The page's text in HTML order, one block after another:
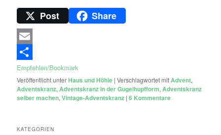
Post Share
Email
Empfehlen/Bookmark
Veröffentlicht unterHaus und Höhle |Verschlagwortet mitAdvent,
Adventskranz,Adventskranz in der Gugelhupfform,Adventskranz
selber machen,Vintage-Adventskranz |6 Kommentare
KATEGORIEN